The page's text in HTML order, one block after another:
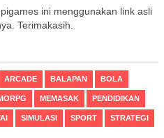
ini menggunakan link asli
Terimakasih.
ARCADE BALAPAN BOLA
MEMASAK PENDIDIKAN
SIMULASI SPORT STRATEGI